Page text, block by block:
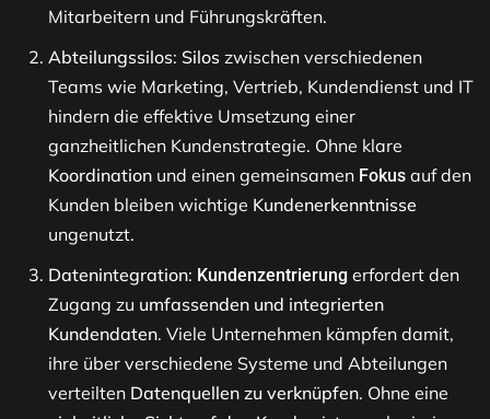
Mitarbeitern und Führungskräften.
Abteilungssilos: Silos zwischen verschiedenen
Teams wie Marketing, Vertrieb, Kundendienst und IT
hindern die effektive Umsetzung einer
ganzheitlichen Kundenstrategie. Ohne klare
Koordination und einen gemeinsamen Fokus auf den
Kunden bleiben wichtige Kundenerkenntnisse
ungenutzt.
Datenintegration: Kundenzentrierung erfordert den
Zugang zu umfassenden und integrierten
Kundendaten. Viele Unternehmen kämpfen damit,
ihre über verschiedene Systeme und Abteilungen
verteilten Datenquellen zu verknüpfen. Ohne eine